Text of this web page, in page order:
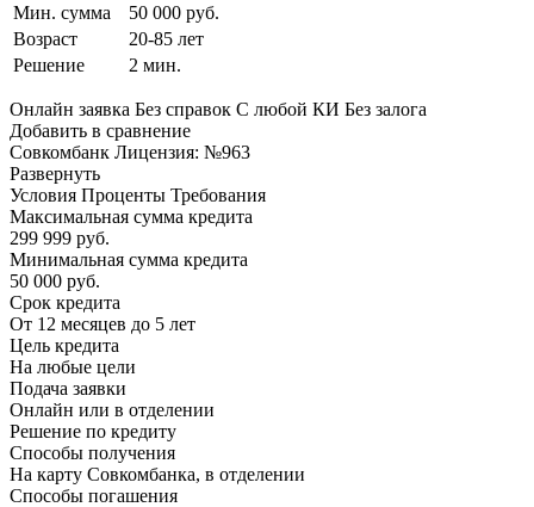
Мин. сумма
50 000 руб.
Возраст
20-85 лет
Решение
2 мин.
Онлайн заявка Без справок С любой КИ Без залога
Добавить в сравнение
Совкомбанк Лицензия: №963
Развернуть
Условия Проценты Требования
Максимальная сумма кредита
299 999 руб.
Минимальная сумма кредита
50 000 руб.
Срок кредита
От 12 месяцев до 5 лет
Цель кредита
На любые цели
Подача заявки
Онлайн или в отделении
Решение по кредиту
Способы получения
На карту Совкомбанка, в отделении
Способы погашения